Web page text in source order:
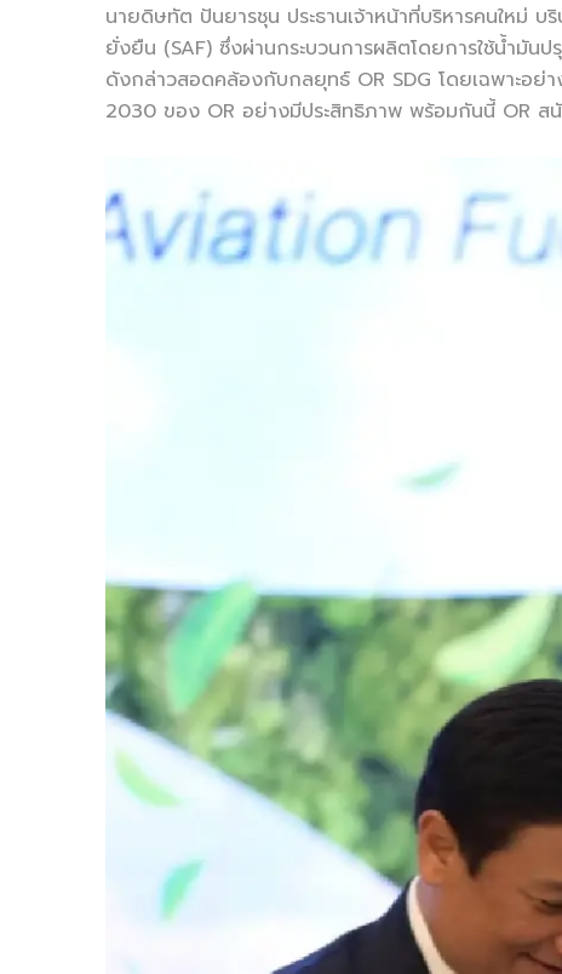
นายดิษทัต ปันยารชุน ประธานเจ้าหน้าที่บริหารคนใหม่
ยั่งยืน (SAF) ซึ่งผ่านกระบวนการผลิตโดยการใช้น้ำมัน
ดังกล่าวสอดคล้องกับกลยุทธ์ OR SDG โดยเฉพาะอย่
2030 ของ OR อย่างมีประสิทธิภาพ พร้อมกันนี้ OR ส